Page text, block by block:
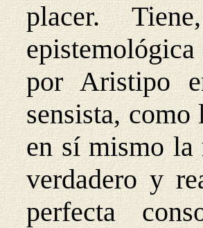
placer.
epistemológica
por Aristipo
sensista,
en sí mismo
verdadero y
perfecta